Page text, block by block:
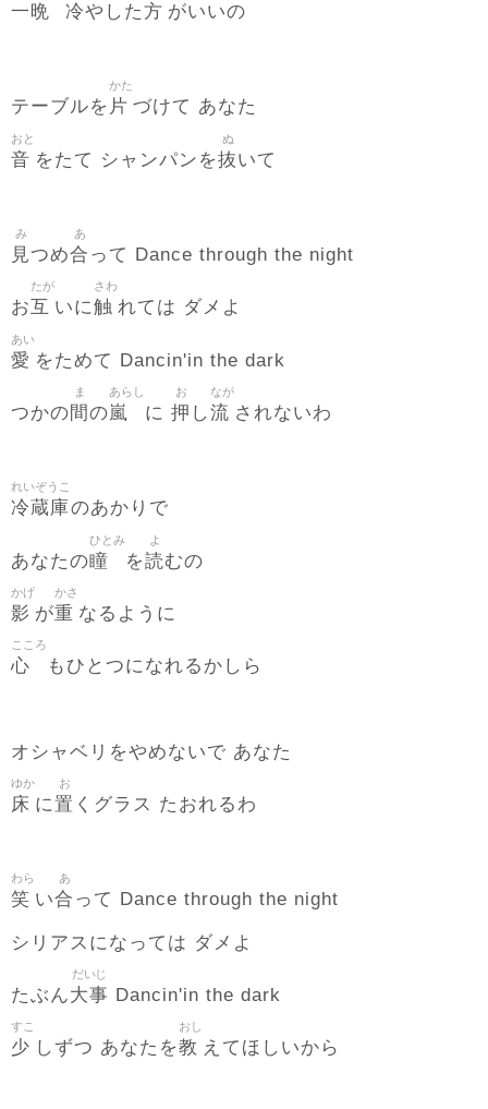
一晩 冷やした方 がいいの
テーブルを 片
かた
づけて あなた
音
おと
をたて シャンパンを抜
ぬ
いて
見
み
つめ合
あ
って Dance through the night
お互
たが
いに触
さわ
れては ダメよ
愛
あい
をためて Dancin'in the dark
つかの間
ま
の嵐
あらし
に 押
お
し流
なが
されないわ
冷蔵庫
れいぞうこ
のあかりで
あなたの瞳
ひとみ
を読
よ
むの
影
かげ
が重
かさ
なるように
心
こころ
もひとつになれるかしら
オシャベリをやめないで あなた
床
ゆか
に置
お
くグラス たおれるわ
笑
わら
い合
あ
って Dance through the night
シリアスになっては ダメよ
たぶん大事
だいじ
Dancin'in the dark
少
すこ
しずつ あなたを教
おし
えてほしいから